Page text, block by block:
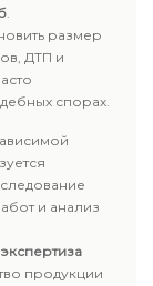
.
размер
ДТП и
спорах.
и анализ
экспертиза
продукции